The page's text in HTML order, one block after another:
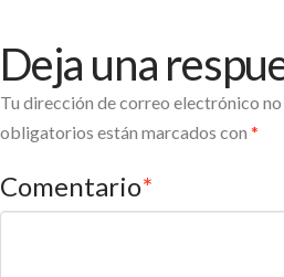
Deja una
Tu dirección de correo electrónico
obligatorios están marcados con *
Comentario*